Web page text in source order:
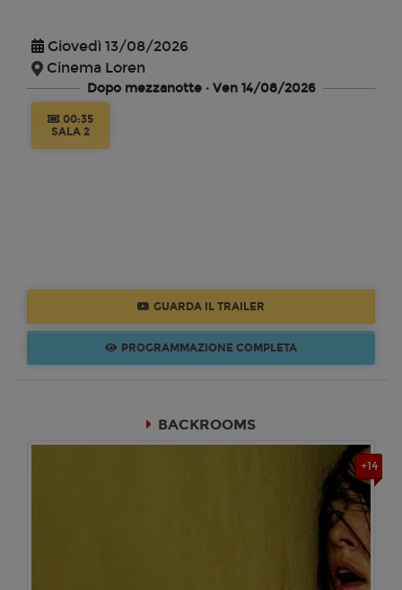
Giovedì 13/08/2026
Cinema Loren
Dopo mezzanotte · Ven 14/08/2026
00:35
SALA 2
GUARDA IL TRAILER
PROGRAMMAZIONE COMPLETA
BACKROOMS
+14